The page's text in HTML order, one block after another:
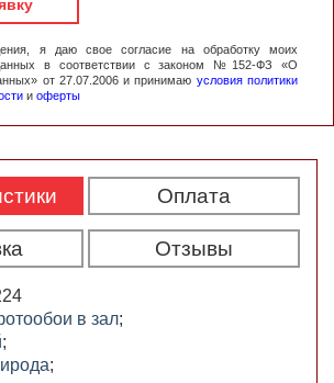
я даю свое согласие на обработку моих
в соответствии с законом №152-ФЗ «О
от 27.07.2006 и принимаю условия политики
и оферты
Оплата
Отзывы
в зал;
;
;